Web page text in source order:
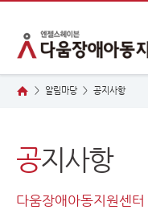
> 알림마당 > 공지사항
공지사항
다움장애아동지원센터